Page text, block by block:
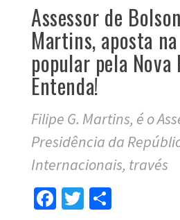
Assessor de
Martins, aposta
popular pela
Entenda!
Filipe G. Martins, é o
Presidência da
Internacionais, través
Facebook
Twitter